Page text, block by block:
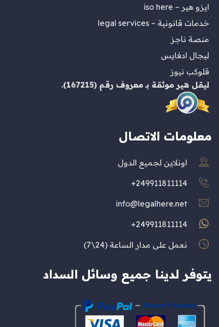
ايزو هير – iso here
خدمات قانونية – legal services
منصة ناجز
ليجال ادفايس
قلوكب نيوز
ليقل هير موثقة بـ معروف رقم (167215).
معلومات الاتصال
اونلاين لجميع الدول
249911811114+
info@legalhere.net
249911811114+
نعمل على مدار الساعة (24\7)
يتوفر لدينا جميع وسائل السداد